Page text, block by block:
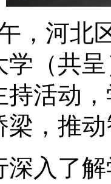
河北区
学（共
持活动
梁，推
了解